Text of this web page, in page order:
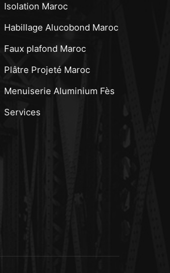
Isolation Maroc
Habillage Alucobond Maroc
Faux plafond Maroc
Plâtre Projeté Maroc
Menuiserie Aluminium Fès
Services